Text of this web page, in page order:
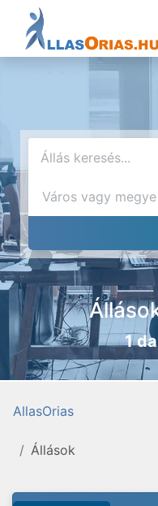
1
AllasOrias
Állások